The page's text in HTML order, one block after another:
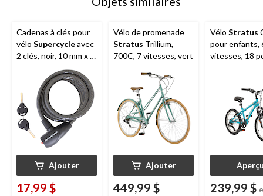
Cadenas à clés pour
vélo Supercycleavec
2 clés, noir, 10 mm x 5
Ajouter
17,99 $
Vélo de promenade
Stratus Trillium,
700C, 7 vitesses, vert
Ajouter
449,99 $
Vélo Stratus
pour enfants,
vitesses, 18
239,99 $